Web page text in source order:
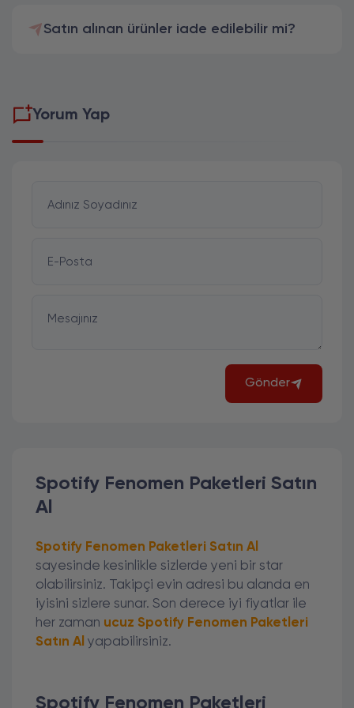
Satın alınan ürünler iade edilebilir mi?
Yorum Yap
Adınız Soyadınız
E-Posta
Mesajınız
Gönder
Spotify Fenomen Paketleri Satın
Al
Spotify Fenomen Paketleri Satın Al
sayesinde kesinlikle sizlerde yeni bir star
olabilirsiniz. Takipçi evin adresi bu alanda en
iyisini sizlere sunar. Son derece iyi fiyatlar ile
her zaman ucuz Spotify Fenomen Paketleri
Satın Al yapabilirsiniz.
Spotify Fenomen Paketleri